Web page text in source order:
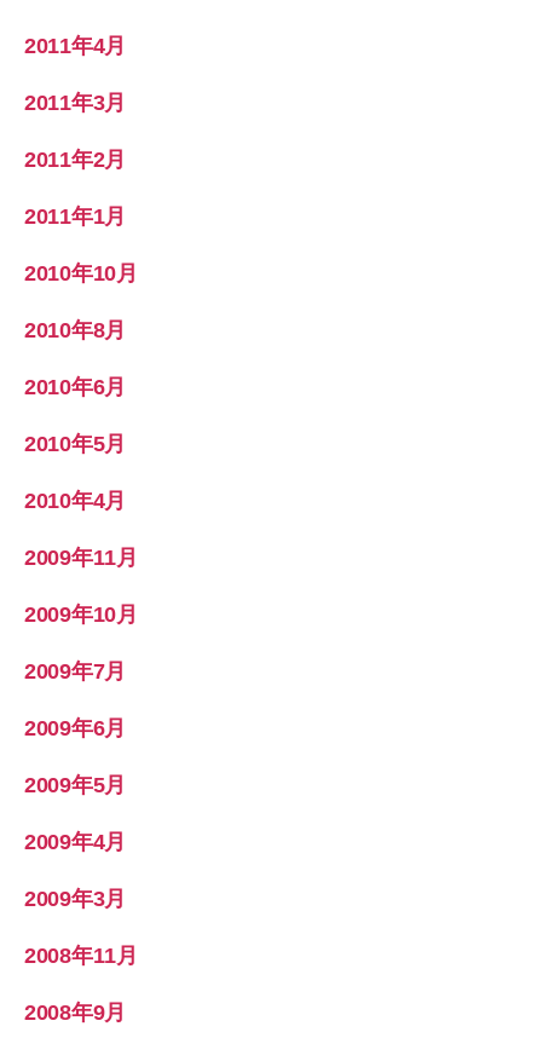
2011年4月
2011年3月
2011年2月
2011年1月
2010年10月
2010年8月
2010年6月
2010年5月
2010年4月
2009年11月
2009年10月
2009年7月
2009年6月
2009年5月
2009年4月
2009年3月
2008年11月
2008年9月